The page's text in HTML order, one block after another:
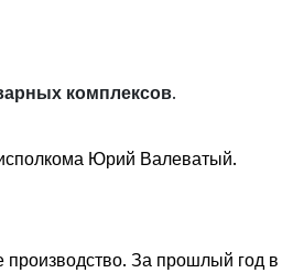
комплексов.
Юрий Валеватый.
За прошлый год в